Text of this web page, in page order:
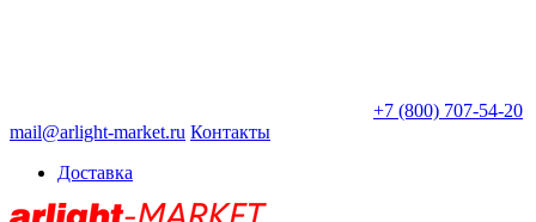
+7 (800) 707-54-20
mail@arlight-market.ru Контакты
Доставка